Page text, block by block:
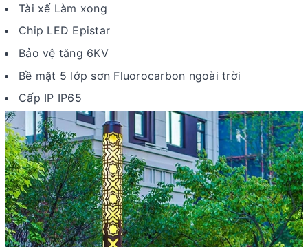
Tài xế Làm xong
Chip LED Epistar
Bảo vệ tăng 6KV
Bề mặt 5 lớp sơn Fluorocarbon ngoài trời
Cấp IP IP65